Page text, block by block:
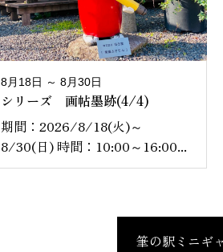
8月18日 ～ 8月30日
シリーズ 画帖墨跡(4/4)
期間：2026/8/18(火)～
8/30(日) 時間：10:00～16:00...
筆の駅ミニギ